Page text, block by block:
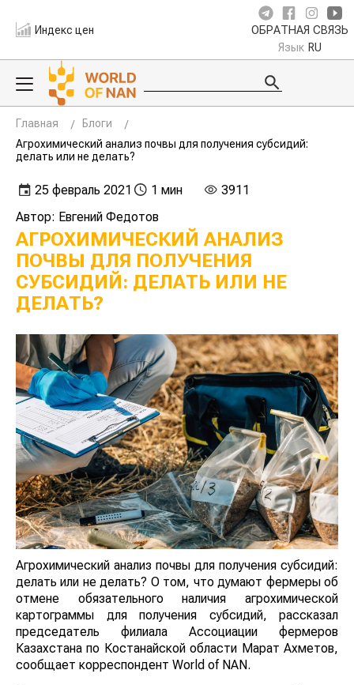
Индекс цен ОБРАТНАЯ СВЯЗЬ
Язык RU
Главная
Блоги
Агрохимический анализ почвы для получения субсидий:
делать или не делать?
25 февраль 2021 1 мин
3911
Автор: Евгений Федотов
АГРОХИМИЧЕСКИЙ АНАЛИЗ
ПОЧВЫ ДЛЯ ПОЛУЧЕНИЯ
СУБСИДИЙ: ДЕЛАТЬ ИЛИ НЕ
ДЕЛАТЬ?
Агрохимический анализ почвы для получения субсидий:
делать или не делать? О том, что думают фермеры об
отмене обязательного наличия агрохимической
картограммы для получения субсидий, рассказал
председатель филиала Ассоциации фермеров
Казахстана по Костанайской области Марат Ахметов,
сообщает корреспондент World of NAN.